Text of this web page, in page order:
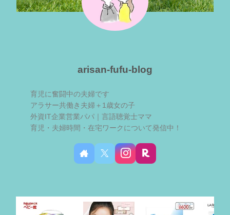
arisan-fufu-blog
育児に奮闘中の夫婦です
アラサー共働き夫婦＋1歳女の子
外資IT企業営業パパ｜言語聴覚士ママ
育児・夫婦時間・在宅ワークについて発信中！